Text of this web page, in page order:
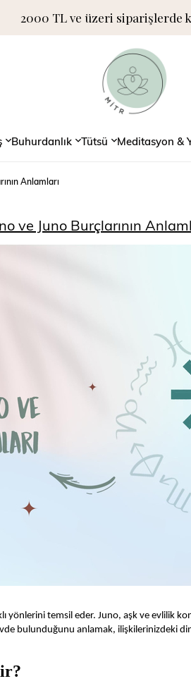
2000 TL ve üzeri siparişlerde
Buhurdanlık Tütsü Meditasyon &
Anlamları
ve Juno Burçlarının
yönlerini temsil eder. Juno, aşk ve evlilik
bulunduğunu anlamak, ilişkilerinizdeki